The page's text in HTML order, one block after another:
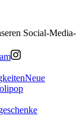
Social-Media-
Neue